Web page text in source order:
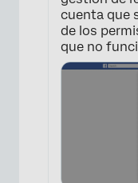
cuenta que
de los
que no